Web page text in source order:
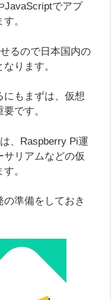
JavaScriptでアプ
。
るので日本国内の
ります。
にもまずは、仮想
です。
、Raspberry Pi運
サリアムなどの仮
。
の準備をしておき